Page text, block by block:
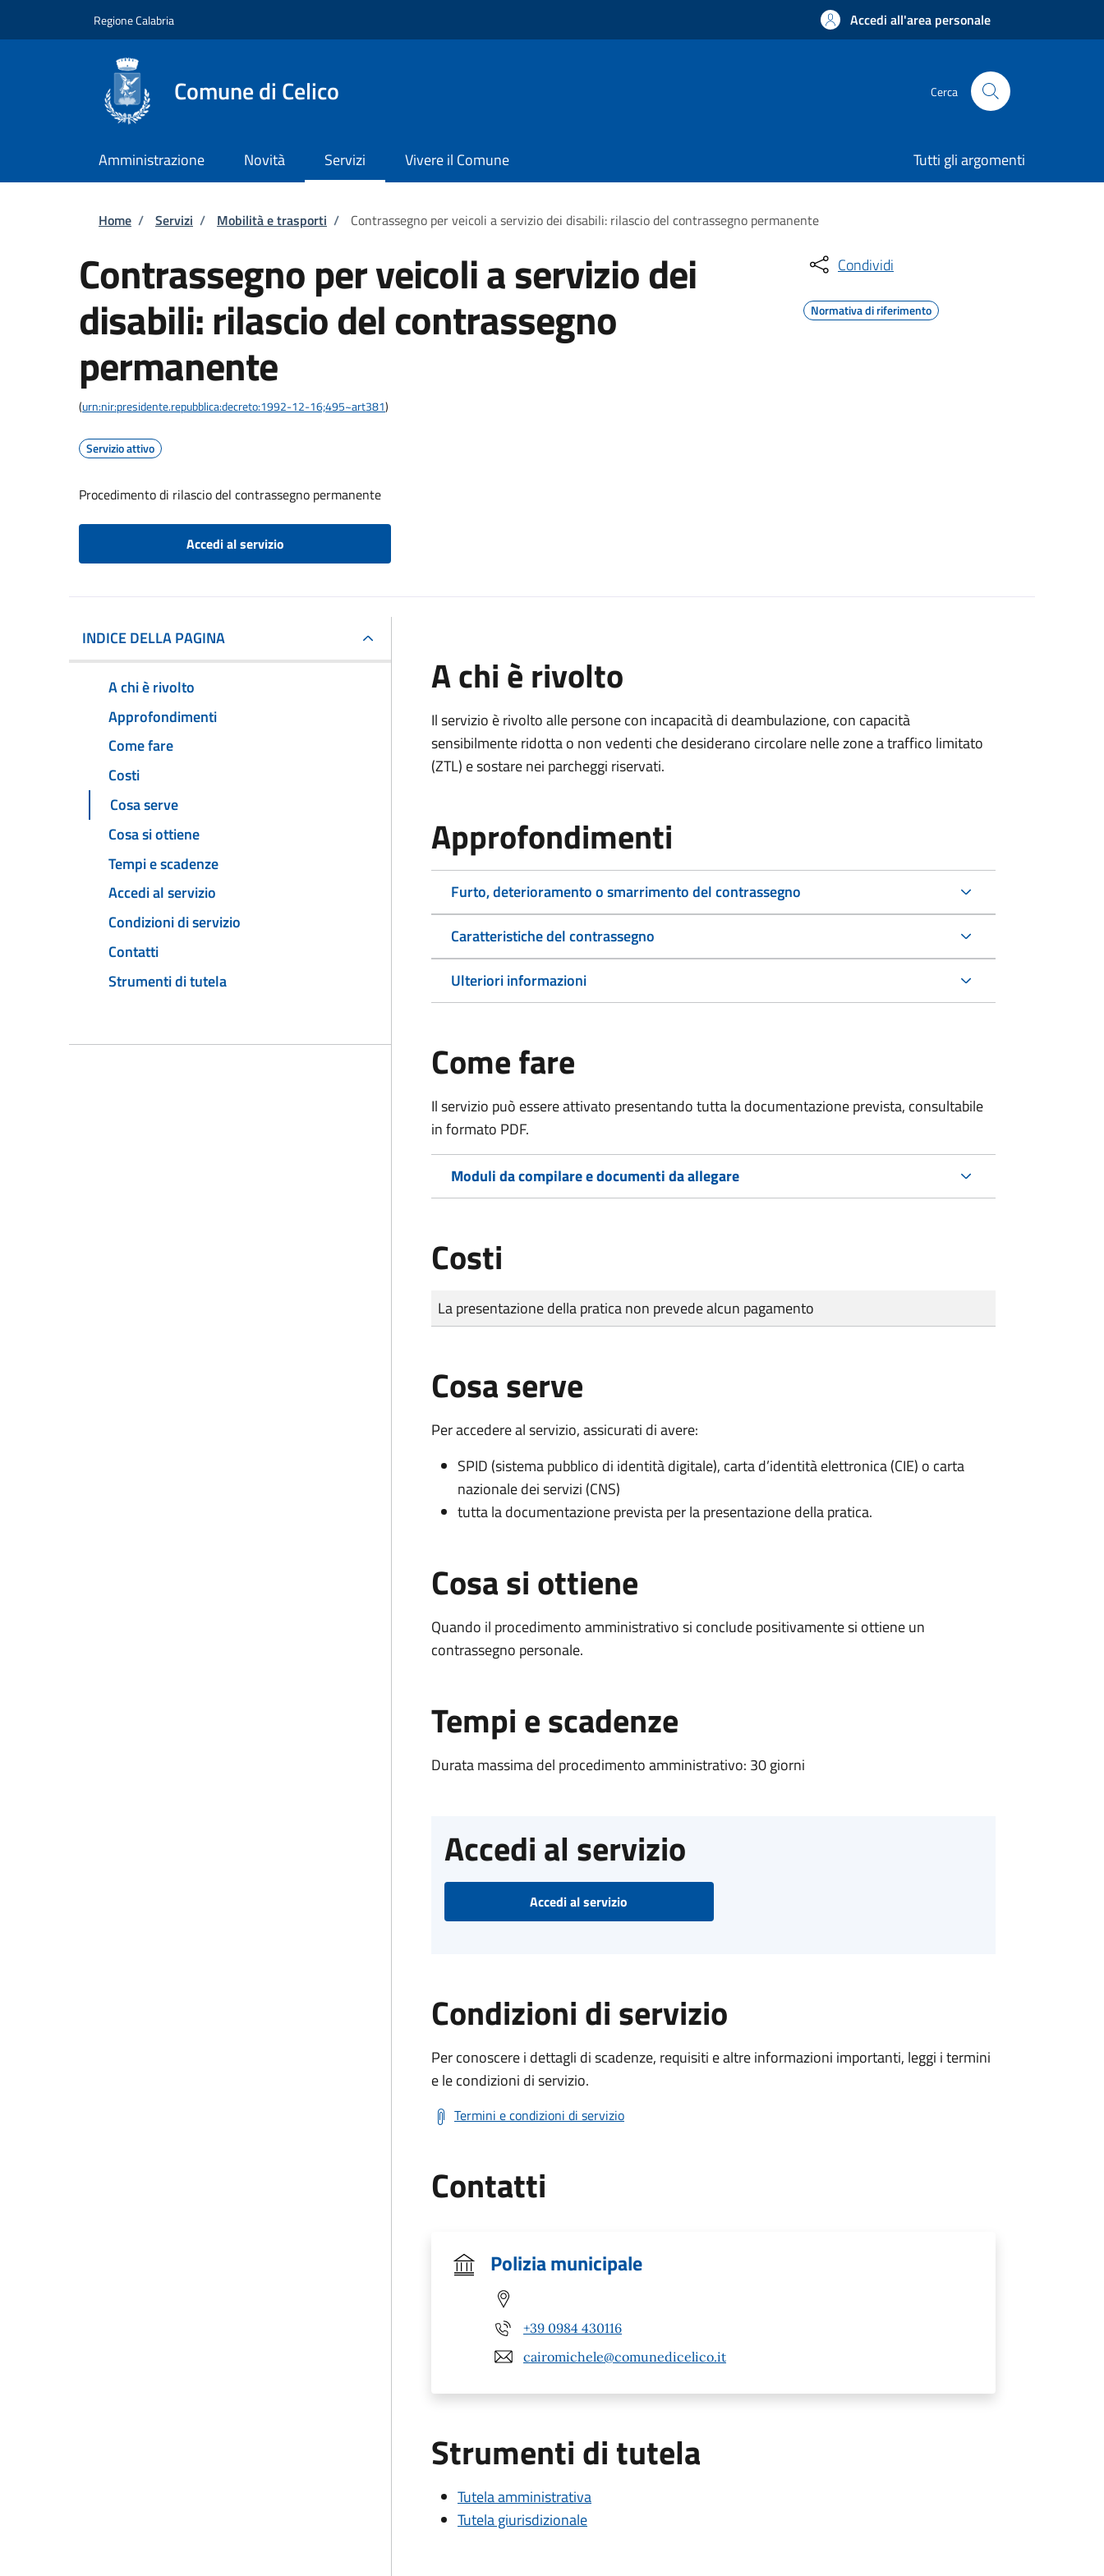
Regione Calabria Accedi all'area personale
Comune di Celico Cerca
Amministrazione Novità Servizi Vivere il Comune Tutti gli argomenti
Briciole di pane
Home / Servizi / Mobilità e trasporti / Contrassegno per veicoli a servizio dei disabili: rilascio del contrassegno permanente
Contrassegno per veicoli a servizio dei
disabili: rilascio del contrassegno
permanente
(urn:nir:presidente.repubblica:decreto:1992-12-16;495~art381)
Servizio attivo
Procedimento di rilascio del contrassegno permanente
Accedi al servizio
Condividi
Normativa di riferimento
INDICE DELLA PAGINA
A chi è rivolto
Approfondimenti
Come fare
Costi
Cosa serve
Cosa si ottiene
Tempi e scadenze
Accedi al servizio
Condizioni di servizio
Contatti
Strumenti di tutela
A chi è rivolto
Il servizio è rivolto alle persone con incapacità di deambulazione, con capacità
sensibilmente ridotta o non vedenti che desiderano circolare nelle zone a traffico limitato
(ZTL) e sostare nei parcheggi riservati.
Approfondimenti
Furto, deterioramento o smarrimento del contrassegno
Caratteristiche del contrassegno
Ulteriori informazioni
Come fare
Il servizio può essere attivato presentando tutta la documentazione prevista, consultabile
in formato PDF.
Moduli da compilare e documenti da allegare
Costi
Tipo di pagamento
Importo
La presentazione della pratica non prevede alcun pagamento
Cosa serve
Per accedere al servizio, assicurati di avere:
SPID (sistema pubblico di identità digitale), carta d’identità elettronica (CIE) o carta
nazionale dei servizi (CNS)
tutta la documentazione prevista per la presentazione della pratica.
Cosa si ottiene
Quando il procedimento amministrativo si conclude positivamente si ottiene un
contrassegno personale.
Tempi e scadenze
Durata massima del procedimento amministrativo: 30 giorni
Accedi al servizio
Accedi al servizio
Condizioni di servizio
Per conoscere i dettagli di scadenze, requisiti e altre informazioni importanti, leggi i termini
e le condizioni di servizio.
Termini e condizioni di servizio
Contatti
Polizia municipale
+39 0984 430116
cairomichele@comunedicelico.it
Strumenti di tutela
Tutela amministrativa
Tutela giurisdizionale